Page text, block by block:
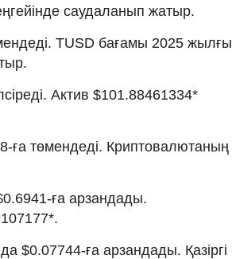
саудаланып жатыр.
TUSD бағамы 2025 жылғы
Актив $101.88461334*
ға төмендеді. Криптовалютаның
ға арзандады.
$0.07744-ға арзандады. Қазіргі